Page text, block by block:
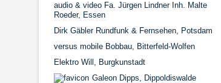
audio & video Fa. Jürgen Lindner Inh. Malte
Roeder, Essen
Dirk Gäbler Rundfunk & Fernsehen, Potsdam
versus mobile Bobbau, Bitterfeld-Wolfen
Elektro Will, Burgkunstadt
Galeon Dipps, Dippoldiswalde